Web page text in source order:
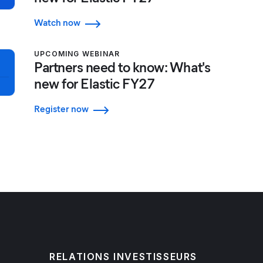
Watch now
UPCOMING WEBINAR
Partners need to know: What's
new for Elastic FY27
Register now
RELATIONS INVESTISSEURS